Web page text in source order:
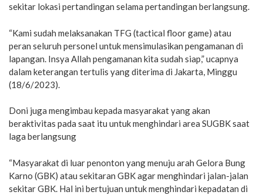
sekitar lokasi pertandingan selama pertandingan berlangsung.
“Kami sudah melaksanakan TFG (tactical floor game) atau
peran seluruh personel untuk mensimulasikan pengamanan di
lapangan. Insya Allah pengamanan kita sudah siap,” ucapnya
dalam keterangan tertulis yang diterima di Jakarta, Minggu
(18/6/2023).
Doni juga mengimbau kepada masyarakat yang akan
beraktivitas pada saat itu untuk menghindari area SUGBK saat
laga berlangsung
“Masyarakat di luar penonton yang menuju arah Gelora Bung
Karno (GBK) atau sekitaran GBK agar menghindari jalan-jalan
sekitar GBK. Hal ini bertujuan untuk menghindari kepadatan di